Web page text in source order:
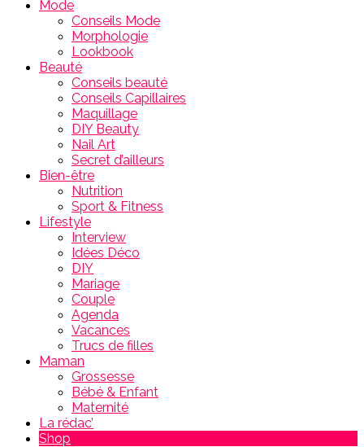
Mode
Conseils Mode
Morphologie
Lookbook
Beauté
Conseils beauté
Conseils Capillaires
Maquillage
DIY Beauty
Nail Art
Secret d’ailleurs
Bien-être
Nutrition
Sport & Fitness
Lifestyle
Interview
Idées Déco
DIY
Mariage
Couple
Agenda
Vacances
Trucs de filles
Maman
Grossesse
Bébé & Enfant
Maternité
La rédac’
Shop